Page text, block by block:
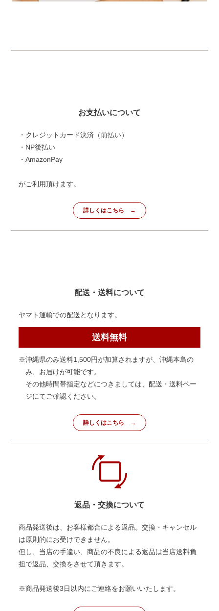
お支払いについて
・クレジットカード決済（前払い）
・NP後払い
・AmazonPay
がご利用頂けます。
詳しくはこちら
配送・送料について
ヤマト運輸での配送となります。
送料無料
※沖縄県のみ送料1,500円が加算されますが、沖縄本島の
み、お届けが可能です。
その他時間帯指定などにつきましては、配送・送料ペー
ジにてご確認ください。
詳しくはこちら
返品・交換について
商品発送後は、お客様都合による返品。交換・キャンセル
は原則的にお受けできません。
但し、当店の手違い、商品の不良による返品は当店送料負
担で返品、交換をさせて頂きます。
※商品発送後3日以内にご連絡をお願いいたします。